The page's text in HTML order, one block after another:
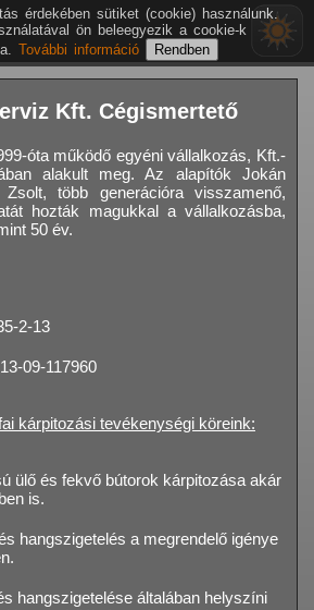
Kft. Cégismertető
óta működő egyéni vállalkozás, Kft.-
alakult meg. Az alapítók Jokán
több generációra visszamenő,
hozták magukkal a vállalkozásba,
50 év.
2-13
09-117960
kárpitozási tevékenységi köreink:
ülő és fekvő bútorok kárpitozása akár
is.
hangszigetelés a megrendelő igénye
hangszigetelése általában helyszíni
érdekében sütiket (cookie) használunk.
ön beleegyezik a cookie-k
További információ